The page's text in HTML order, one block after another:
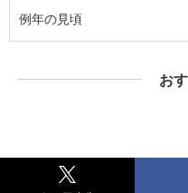
例年の見頃
お